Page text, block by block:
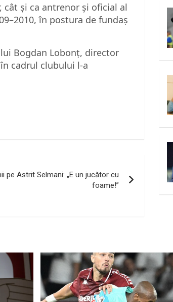
și ca antrenor și oficial al
în postura de fundaș
Bogdan Lobonț, director
cadrul clubului l-a
pe Astrit Selmani: „E un jucător cu
foame!”